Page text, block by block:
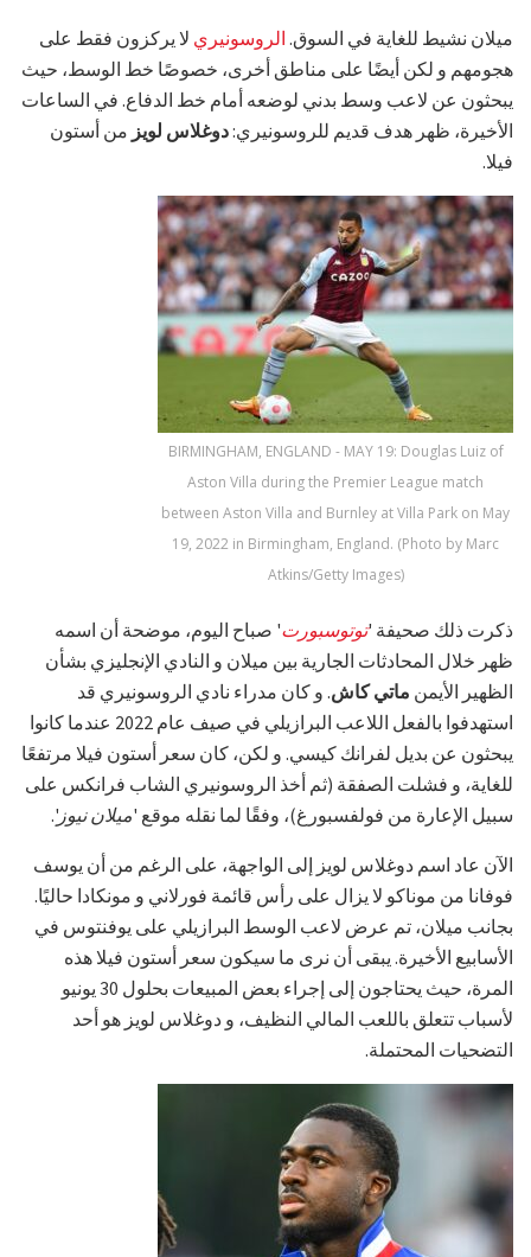
ميلان نشيط للغاية في السوق. الروسونيري لا يركزون فقط على
هجومهم و لكن أيضًا على مناطق أخرى، خصوصًا خط الوسط، حيث
يبحثون عن لاعب وسط بدني لوضعه أمام خط الدفاع. في الساعات
الأخيرة، ظهر هدف قديم للروسونيري:دوغلاس لويز من أستون
فيلا.
BIRMINGHAM, ENGLAND - MAY 19: Douglas Luiz of
Aston Villa during the Premier League match
between Aston Villa and Burnley at Villa Park on May
19, 2022 in Birmingham, England. (Photo by Marc
Atkins/Getty Images)
ذكرت ذلك صحيفة 'توتوسبورت' صباح اليوم، موضحة أن اسمه
ظهر خلال المحادثات الجارية بين ميلان و النادي الإنجليزي بشأن
الظهير الأيمن ماتي كاش. و كان مدراء نادي الروسونيري قد
استهدفوا بالفعل اللاعب البرازيلي في صيف عام 2022 عندما كانوا
يبحثون عن بديل لفرانك كيسي. و لكن، كان سعر أستون فيلا مرتفعًا
للغاية، و فشلت الصفقة (ثم أخذ الروسونيري الشاب فرانكس على
سبيل الإعارة من فولفسبورغ)، وفقًا لما نقله موقع 'ميلان نيوز'.
الآن عاد اسم دوغلاس لويز إلى الواجهة، على الرغم من أن يوسف
فوفانا من موناكو لا يزال على رأس قائمة فورلاني و مونكادا حاليًا.
بجانب ميلان، تم عرض لاعب الوسط البرازيلي على يوفنتوس في
الأسابيع الأخيرة. يبقى أن نرى ما سيكون سعر أستون فيلا هذه
المرة، حيث يحتاجون إلى إجراء بعض المبيعات بحلول 30 يونيو
لأسباب تتعلق باللعب المالي النظيف، و دوغلاس لويز هو أحد
التضحيات المحتملة.